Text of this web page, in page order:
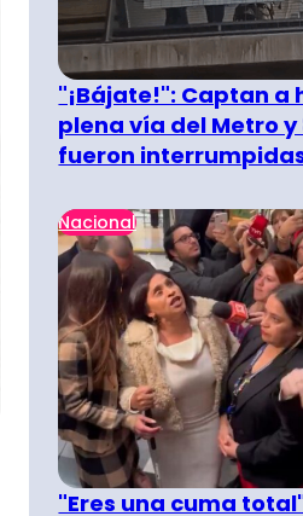
"¡Bájate!": Captan
plena vía del Metro
fueron
Nacional
"Eres una cuma